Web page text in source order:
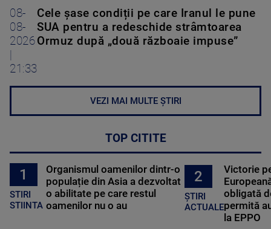
08-
08-
2026
21:33
Cele șase condiții pe care Iranul le pune
SUA pentru a redeschide strâmtoarea
Ormuz după „două războaie impuse”
VEZI MAI MULTE ȘTIRI
TOP CITITE
1
STIRI
STIINTA
Organismul oamenilor dintr-o
populație din Asia a dezvoltat
o abilitate pe care restul
oamenilor nu o au
2
ȘTIRI
ACTUALE
Victorie
obligată
permită
la EPPO